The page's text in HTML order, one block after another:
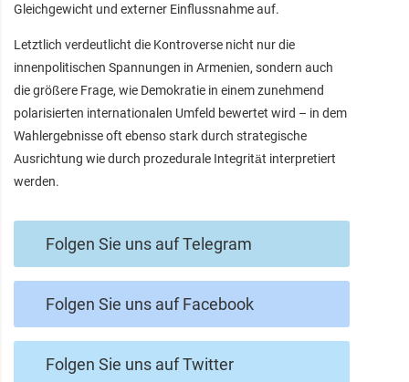
Gleichgewicht und externer Einflussnahme auf.
Letztlich verdeutlicht die Kontroverse nicht nur die
innenpolitischen Spannungen in Armenien, sondern auch
die größere Frage, wie Demokratie in einem zunehmend
polarisierten internationalen Umfeld bewertet wird – in dem
Wahlergebnisse oft ebenso stark durch strategische
Ausrichtung wie durch prozedurale Integrität interpretiert
werden.
Folgen Sie uns auf Telegram
Folgen Sie uns auf Facebook
Folgen Sie uns auf Twitter